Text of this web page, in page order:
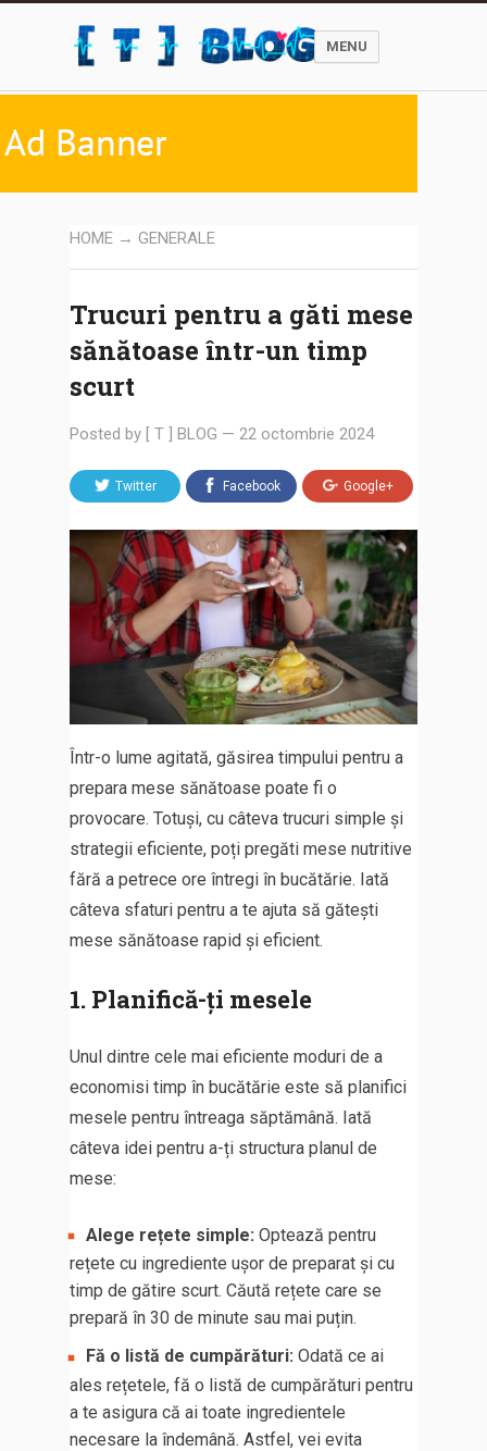
MENU
HOME → GENERALE
Trucuri pentru a găti mese
sănătoase într-un timp
scurt
Posted by [ T ] BLOG — 22 octombrie 2024
Twitter Facebook Google+
Într-o lume agitată, găsirea timpului pentru a
prepara mese sănătoase poate fi o
provocare. Totuși, cu câteva trucuri simple și
strategii eficiente, poți pregăti mese nutritive
fără a petrece ore întregi în bucătărie. Iată
câteva sfaturi pentru a te ajuta să gătești
mese sănătoase rapid și eficient.
1. Planifică-ți mesele
Unul dintre cele mai eficiente moduri de a
economisi timp în bucătărie este să planifici
mesele pentru întreaga săptămână. Iată
câteva idei pentru a-ți structura planul de
mese:
Alege rețete simple: Optează pentru
rețete cu ingrediente ușor de preparat și cu
timp de gătire scurt. Căută rețete care se
prepară în 30 de minute sau mai puțin.
Fă o listă de cumpărături: Odată ce ai
ales rețetele, fă o listă de cumpărături pentru
a te asigura că ai toate ingredientele
necesare la îndemână. Astfel, vei evita